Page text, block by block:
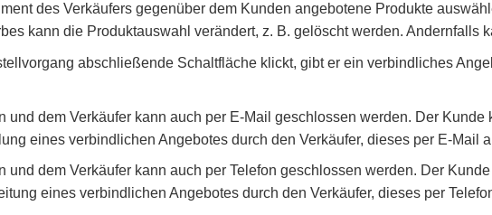
des Verkäufers gegenüber dem Kunden angebotene Produkte
kann die Produktauswahl verändert, z. B. gelöscht werden.
abschließende Schaltfläche klickt, gibt er ein verbindliches
und dem Verkäufer kann auch per E-Mail geschlossen werden. Der
eines verbindlichen Angebotes durch den Verkäufer, dieses per E-Mail
und dem Verkäufer kann auch per Telefon geschlossen werden. Der
eines verbindlichen Angebotes durch den Verkäufer, dieses per